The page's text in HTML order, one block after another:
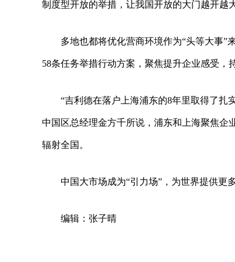
制度型开放的举措，让我国开放的大门越开越大
多地也都将优化营商环境作为“头等大事”
58条任务举措行动方案，聚焦提升企业感受，
“吉利德在落户上海浦东的8年里取得了扎
中国区总经理金方千所说，浦东和上海聚焦企
辐射全国。
中国大市场成为“引力场”，为世界提供更
编辑：张子晴